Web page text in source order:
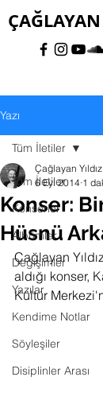
Yazı
Tüm İletiler
Konserler
Albümler
Değişimler
Yazılar
Kendime Notlar
Söyleşiler
Disiplinler Arası
Tüm İletiler
Konser:
Hüsnü
Çağlayan Yıldız
6 Eyl 2014 1
Çağlayan
aldığı konser,
Kültür